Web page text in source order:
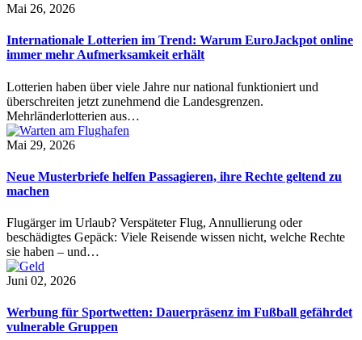
Mai 26, 2026
Internationale Lotterien im Trend: Warum EuroJackpot online
immer mehr Aufmerksamkeit erhält
Lotterien haben über viele Jahre nur national funktioniert und
überschreiten jetzt zunehmend die Landesgrenzen.
Mehrländerlotterien aus…
Mai 29, 2026
Neue Musterbriefe helfen Passagieren, ihre Rechte geltend zu
machen
Flugärger im Urlaub? Verspäteter Flug, Annullierung oder
beschädigtes Gepäck: Viele Reisende wissen nicht, welche Rechte
sie haben – und…
Juni 02, 2026
Werbung für Sportwetten: Dauerpräsenz im Fußball gefährdet
vulnerable Gruppen